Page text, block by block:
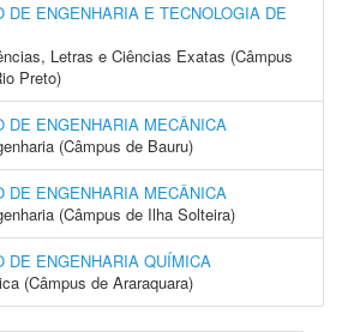
DE ENGENHARIA E TECNOLOGIA DE
Letras e Ciências Exatas (Câmpus
Preto)
DE ENGENHARIA MECÂNICA
(Câmpus de Bauru)
DE ENGENHARIA MECÂNICA
(Câmpus de Ilha Solteira)
DE ENGENHARIA QUÍMICA
(Câmpus de Araraquara)